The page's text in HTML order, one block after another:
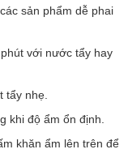
sản phẩm dễ phai
với nước tẩy hay
tẩy nhẹ.
khi độ ẩm ổn định.
khăn ẩm lên trên để